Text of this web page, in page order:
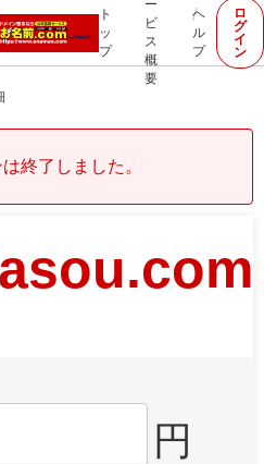
ト
ッ
プ
ー
ビ
ス
概
要
ヘ
ル
プ
ロ
グ
イ
ン
終了しました。
円